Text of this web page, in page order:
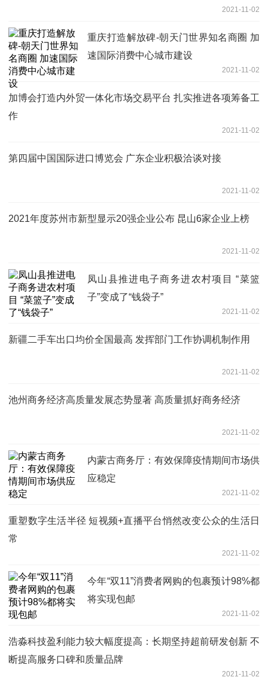
2021-11-02
重庆打造解放碑-朝天门世界知名商圈 加
速国际消费中心城市建设
2021-11-02
加博会打造内外贸一体化市场交易平台 扎实推进各项筹备工
作
2021-11-02
第四届中国国际进口博览会 广东企业积极洽谈对接
2021-11-02
2021年度苏州市新型显示20强企业公布 昆山6家企业上榜
2021-11-02
凤山县推进电子商务进农村项目 “菜篮
子”变成了“钱袋子”
2021-11-02
新疆二手车出口均价全国最高 发挥部门工作协调机制作用
2021-11-02
池州商务经济高质量发展态势显著 高质量抓好商务经济
2021-11-02
内蒙古商务厅：有效保障疫情期间市场供
应稳定
2021-11-02
重塑数字生活半径 短视频+直播平台悄然改变公众的生活日
常
2021-11-02
今年“双11”消费者网购的包裹预计98%都
将实现包邮
2021-11-02
浩淼科技盈利能力较大幅度提高：长期坚持超前研发创新 不
断提高服务口碑和质量品牌
2021-11-02